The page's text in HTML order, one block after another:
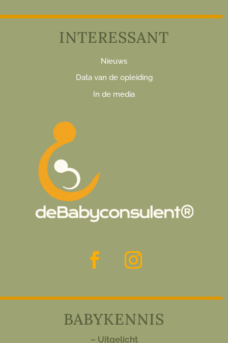
INTERESSANT
Nieuws
Data van de opleiding
In de media
BABYKENNIS
– Uitgelicht